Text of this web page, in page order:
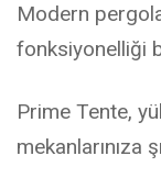
Modern
fonksiyonelliği
Prime Tente,
mekanlarınıza